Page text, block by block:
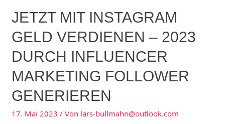
eigene
JETZT MIT INSTAGRAM
GELD VERDIENEN – 2023
DURCH INFLUENCER
MARKETING FOLLOWER
GENERIEREN
17. Mai 2023 / Von lars-bullmahn@outlook.com